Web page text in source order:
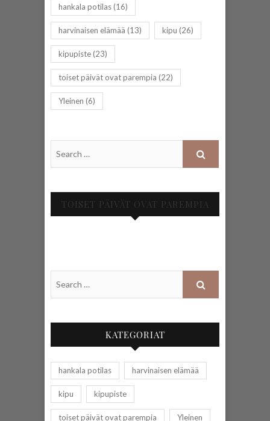
hankala potilas(16)
harvinaisen elämää (13) kipu (26)
kipupiste(23)
toiset päivät ovat parempia (22)
Yleinen (6)
TOISET PÄIVÄT OVAT PAREMPIA
KATEGORIAT
hankala potilas harvinaisen elämää
kipu kipupiste
toiset päivät ovat parempia Yleinen